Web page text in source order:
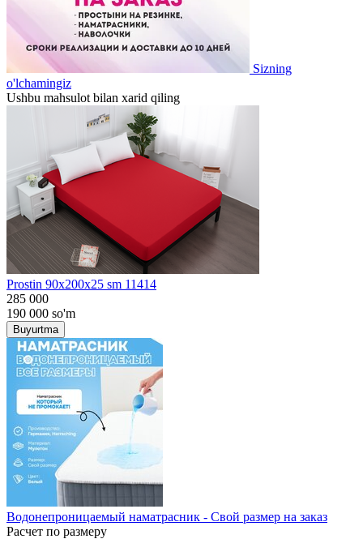
Sizning
o'lchamingiz
Ushbu mahsulot bilan xarid qiling
Prostin 90x200x25 sm 11414
285 000
190 000 so'm
Buyurtma
Водонепроницаемый наматрасник - Свой размер на заказ
Расчет по размеру